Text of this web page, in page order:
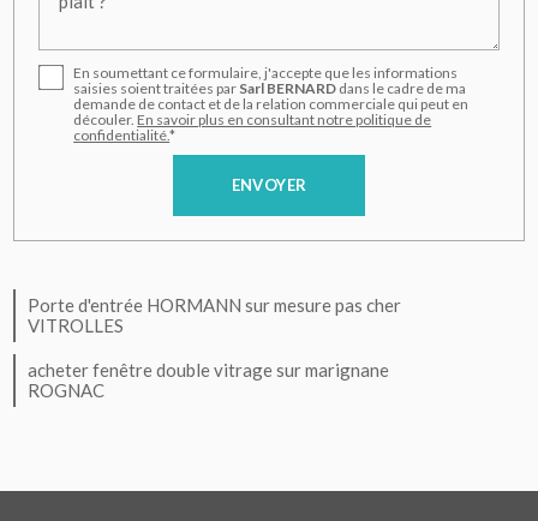
En soumettant ce formulaire, j'accepte que les informations
saisies soient traitées par Sarl BERNARD dans le cadre de ma
demande de contact et de la relation commerciale qui peut en
découler. En savoir plus en consultant notre politique de
confidentialité.*
Porte d'entrée HORMANN sur mesure pas cher
VITROLLES
acheter fenêtre double vitrage sur marignane
ROGNAC